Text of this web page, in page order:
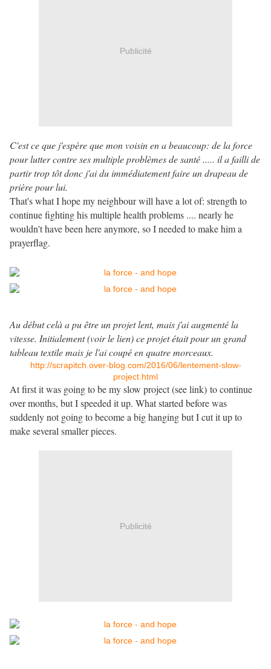
Publicité
C'est ce que j'espère que mon voisin en a beaucoup: de la force
pour lutter contre ses multiple problèmes de santé ..... il a failli de
partir trop tôt donc j'ai du immédiatement faire un drapeau de
prière pour lui.
That's what I hope my neighbour will have a lot of: strength to
continue fighting his multiple health problems .... nearly he
wouldn't have been here anymore, so I needed to make him a
prayerflag.
Au début celà a pu être un projet lent, mais j'ai augmenté la
vitesse. Initialement (voir le lien) ce projet était pour un grand
tableau textile mais je l'ai coupé en quatre morceaux.
http://scrapitch.over-blog.com/2016/06/lentement-slow-
project.html
At first it was going to be my slow project (see link) to continue
over months, but I speeded it up. What started before was
suddenly not going to become a big hanging but I cut it up to
make several smaller pieces.
Publicité